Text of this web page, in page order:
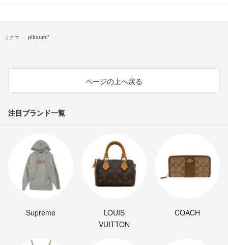
ラクマ pikaumi'
ページの上へ戻る
注目ブランド一覧
Supreme
LOUIS
VUITTON
COACH